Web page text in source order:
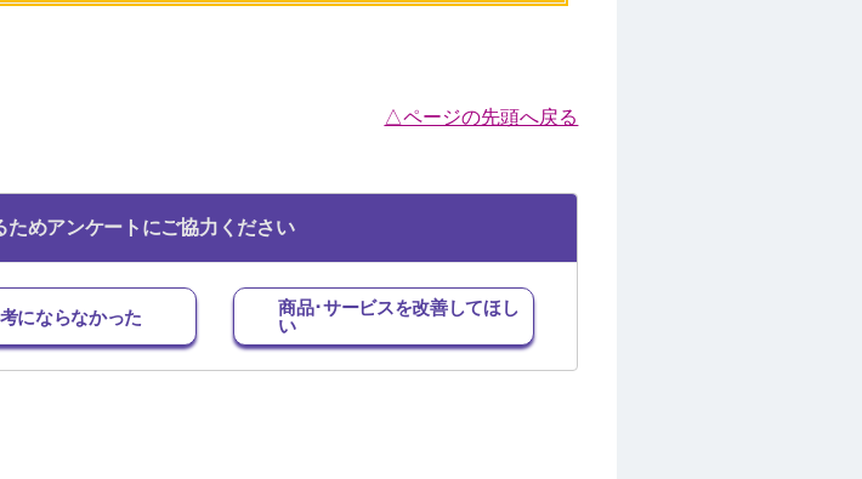
△ページの先頭へ戻る
ためアンケートにご協力ください
にならなかった
商品･サービスを改善してほし
い